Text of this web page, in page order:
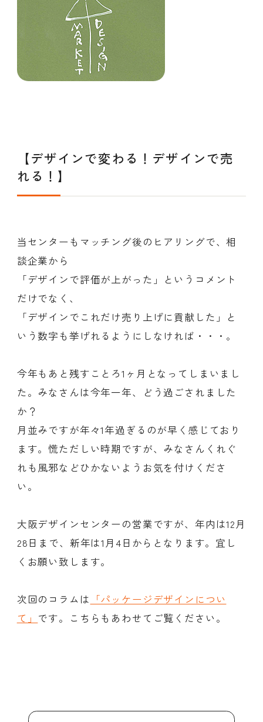
【デザインで変わる！デザインで売
れる！】
当センターもマッチング後のヒアリングで、相
談企業から
「デザインで評価が上がった」というコメント
だけでなく、
「デザインでこれだけ売り上げに貢献した」と
いう数字も挙げれるようにしなければ・・・。
今年もあと残すことろ1ヶ月となってしまいまし
た。みなさんは今年一年、どう過ごされました
か？
月並みですが年々1年過ぎるのが早く感じており
ます。慌ただしい時期ですが、みなさんくれぐ
れも風邪などひかないようお気を付けくださ
い。
大阪デザインセンターの営業ですが、年内は12月
28日まで、新年は1月4日からとなります。宜し
くお願い致します。
次回のコラムは 「パッケージデザインについ
て」 です。こちらもあわせてご覧ください。